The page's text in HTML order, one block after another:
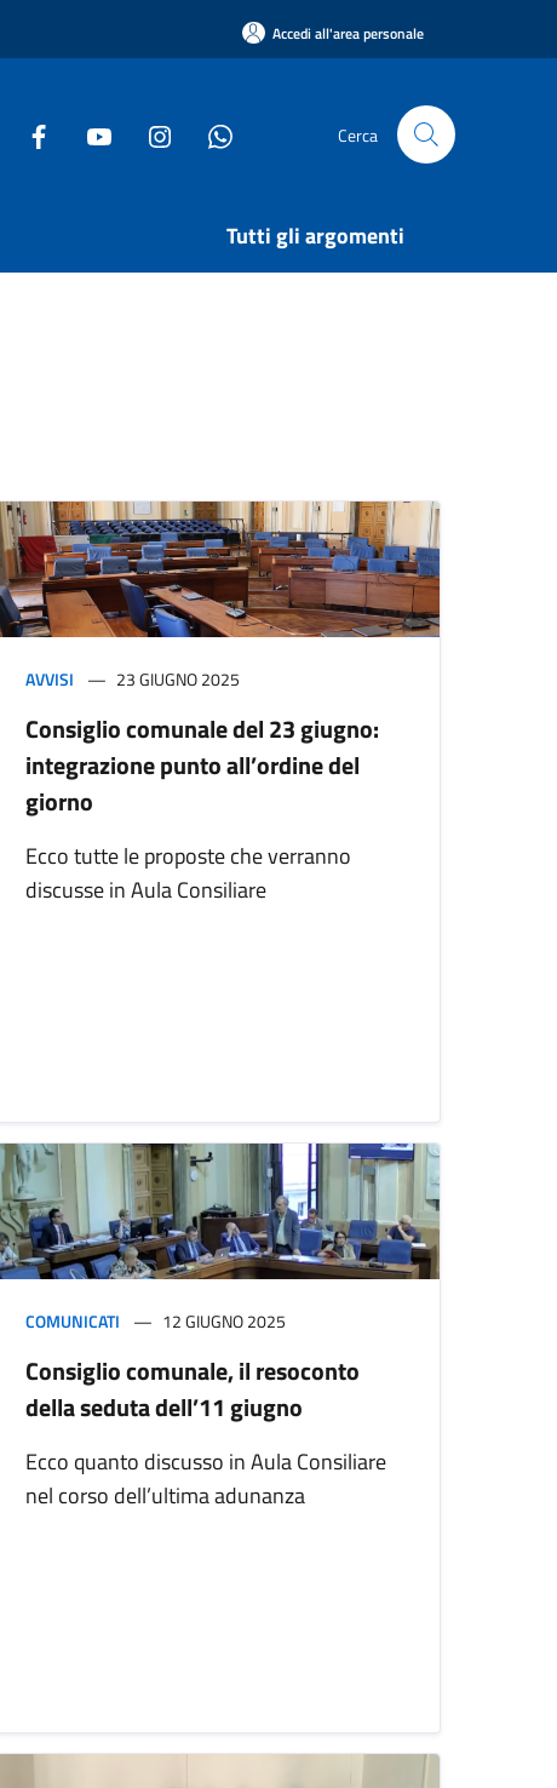
Accedi all'area personale
Cerca
Tutti gli argomenti
AVVISI 23 GIUGNO 2025
Consiglio comunale del 23 giugno:
integrazione punto all’ordine del
giorno
Ecco tutte le proposte che verranno
discusse in Aula Consiliare
COMUNICATI 12 GIUGNO 2025
Consiglio comunale, il resoconto
della seduta dell’11 giugno
Ecco quanto discusso in Aula Consiliare
nel corso dell’ultima adunanza